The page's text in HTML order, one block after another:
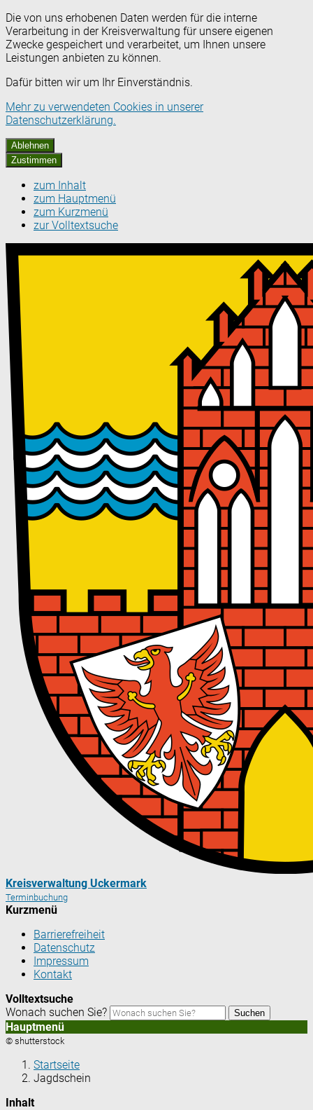
Die von uns erhobenen Daten werden für die interne
Verarbeitung in der Kreisverwaltung für unsere eigenen
Zwecke gespeichert und verarbeitet, um Ihnen unsere
Leistungen anbieten zu können.
Dafür bitten wir um Ihr Einverständnis.
Mehr zu verwendeten Cookies in unserer
Datenschutzerklärung.
Ablehnen
Zustimmen
zum Inhalt
zum Hauptmenü
zum Kurzmenü
zur Volltextsuche
Kreisverwaltung Uckermark
Terminbuchung
Kurzmenü
Barrierefreiheit
Datenschutz
Impressum
Kontakt
Volltextsuche
Wonach suchen Sie?
Suchen
Hauptmenü
© shutterstock
Startseite
Jagdschein
Inhalt